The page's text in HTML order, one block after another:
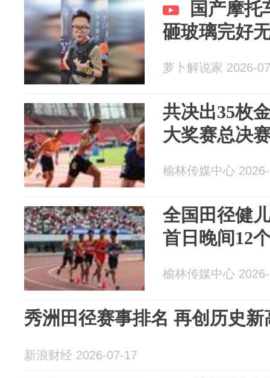
国产摩托
砸玻璃完好
萝卜解说家 2026-
共决出35枚
大奖赛总决
榆林传媒中心
全国田径健
首日晚间12
榆林传媒中心
秀洲田径赛事排名 再创历史新
新浪财经 2026-07-17